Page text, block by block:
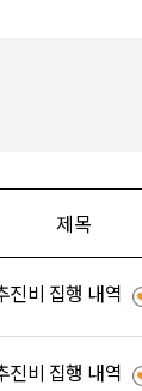
제목
진비 집행 내역
진비 집행 내역